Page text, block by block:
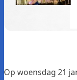
Op woensdag 21